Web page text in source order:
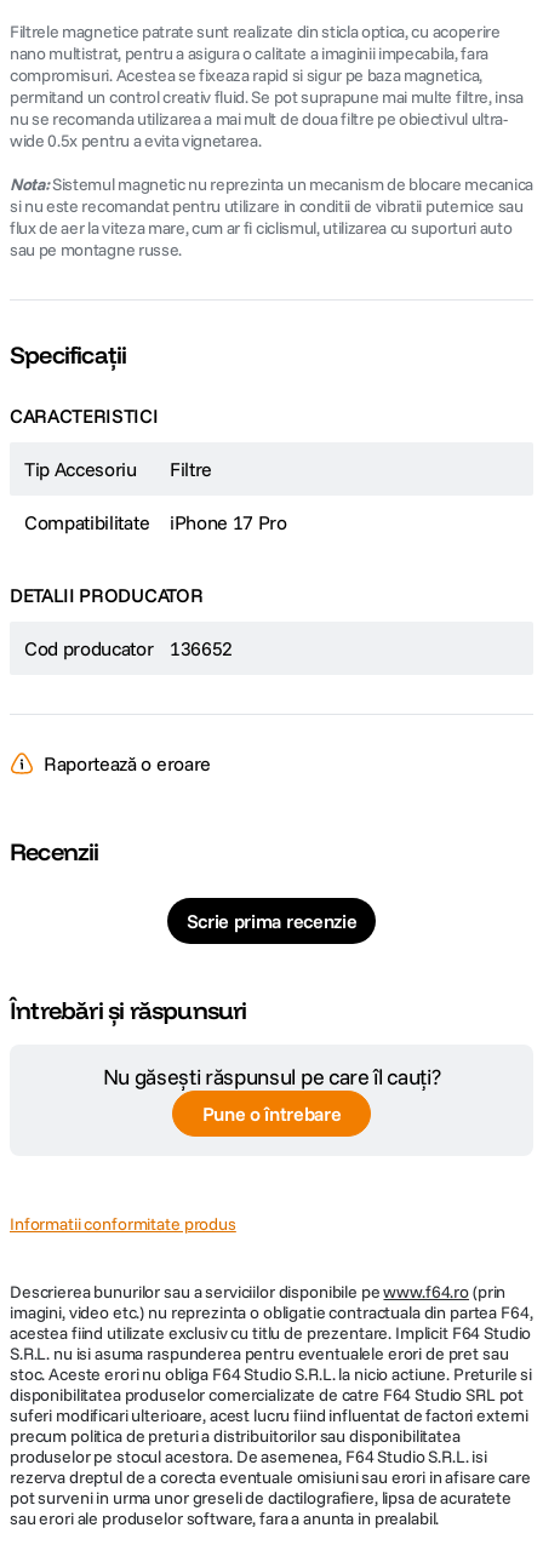
Filtrele magnetice patrate sunt realizate din sticla optica, cu acoperire
nano multistrat, pentru a asigura o calitate a imaginii impecabila, fara
compromisuri. Acestea se fixeaza rapid si sigur pe baza magnetica,
permitand un control creativ fluid. Se pot suprapune mai multe filtre, insa
nu se recomanda utilizarea a mai mult de doua filtre pe obiectivul ultra-
wide 0.5x pentru a evita vignetarea.
Nota:Sistemul magnetic nu reprezinta un mecanism de blocare mecanica
si nu este recomandat pentru utilizare in conditii de vibratii puternice sau
flux de aer la viteza mare, cum ar fi ciclismul, utilizarea cu suporturi auto
sau pe montagne russe.
Specificații
CARACTERISTICI
Tip Accesoriu Filtre
Compatibilitate iPhone 17 Pro
DETALII PRODUCATOR
Cod producator 136652
Raportează o eroare
Recenzii
Scrie prima recenzie
Întrebări și răspunsuri
Nu găsești răspunsul pe care îl cauți?
Pune o întrebare
Informatii conformitate produs
Descrierea bunurilor sau a serviciilor disponibile pewww.f64.ro(prin
imagini, video etc.) nu reprezinta o obligatie contractuala din partea F64,
acestea fiind utilizate exclusiv cu titlu de prezentare. Implicit F64 Studio
S.R.L. nu isi asuma raspunderea pentru eventualele erori de pret sau
stoc. Aceste erori nu obliga F64 Studio S.R.L. la nicio actiune. Preturile si
disponibilitatea produselor comercializate de catre F64 Studio SRL pot
suferi modificari ulterioare, acest lucru fiind influentat de factori externi
precum politica de preturi a distribuitorilor sau disponibilitatea
produselor pe stocul acestora. De asemenea, F64 Studio S.R.L. isi
rezerva dreptul de a corecta eventuale omisiuni sau erori in afisare care
pot surveni in urma unor greseli de dactilografiere, lipsa de acuratete
sau erori ale produselor software, fara a anunta in prealabil.